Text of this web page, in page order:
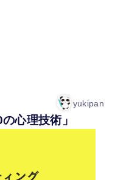
yukipan
心理技術」